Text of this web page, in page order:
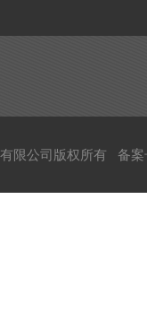
限公司版权所有 备案